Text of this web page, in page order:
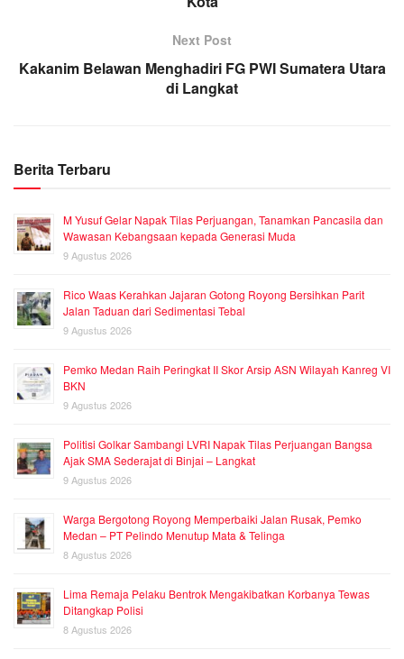
Next Post
Kakanim Belawan Menghadiri FG PWI Sumatera Utara
di Langkat
Berita Terbaru
M Yusuf Gelar Napak Tilas Perjuangan, Tanamkan Pancasila dan
Wawasan Kebangsaan kepada Generasi Muda
9 Agustus 2026
Rico Waas Kerahkan Jajaran Gotong Royong Bersihkan Parit
Jalan Taduan dari Sedimentasi Tebal
9 Agustus 2026
Pemko Medan Raih Peringkat II Skor Arsip ASN Wilayah Kanreg VI
BKN
9 Agustus 2026
Politisi Golkar Sambangi LVRI Napak Tilas Perjuangan Bangsa
Ajak SMA Sederajat di Binjai – Langkat
9 Agustus 2026
Warga Bergotong Royong Memperbaiki Jalan Rusak, Pemko
Medan – PT Pelindo Menutup Mata & Telinga
8 Agustus 2026
Lima Remaja Pelaku Bentrok Mengakibatkan Korbanya Tewas
Ditangkap Polisi
8 Agustus 2026